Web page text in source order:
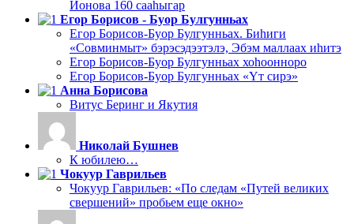
Ионова 160 сааһыгар
Егор Борисов - Буор Булгунньах
Егор Борисов-Буор Булгунньах. Биһиги
«Совминмыт» бэрэсэдээтэлэ, Эбэм маллаах иһитэ
Егор Борисов-Буор Булгунньах хоһоонноро
Егор Борисов-Буор Булгунньах «Үт сирэ»
Анна Борисова
Витус Беринг и Якутия
Николай Бушнев
К юбилею…
Чокуур Гаврильев
Чокуур Гаврильев: «По следам «Путей великих
свершений» пробьем еще окно»